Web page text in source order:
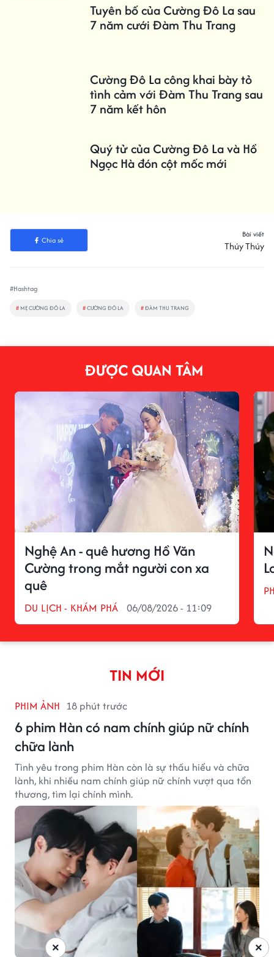
Tuyên bố của Cường Đô La sau
7 năm cưới Đàm Thu Trang
Cường Đô La công khai bày tỏ
tình cảm với Đàm Thu Trang sau
7 năm kết hôn
Quý tử của Cường Đô La và Hồ
Ngọc Hà đón cột mốc mới
Chia sẻ
Bài viết
Thúy Thúy
#Hashtag
# MẸ CƯỜNG ĐÔ LA #CƯỜNG ĐÔ LA #ĐÀM THU TRANG
ĐƯỢC QUAN TÂM
Nghệ An - quê hương Hồ Văn
Cường trong mắt người con xa
quê
DU LỊCH - KHÁM PHÁ 06/08/2026 - 11:09
TIN MỚI
PHIM ẢNH 18 phút trước
6 phim Hàn có nam chính giúp nữ chính
chữa lành
Tình yêu trong phim Hàn còn là sự thấu hiểu và chữa
lành, khi nhiều nam chính giúp nữ chính vượt qua tổn
thương, tìm lại chính mình.
×
×